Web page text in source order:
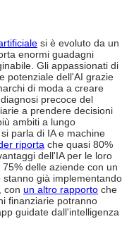
si è evoluto da un
enormi guadagni
Gli appassionati di
potenziale dell'AI grazie
di moda a creare
precoce del
a prendere decisioni
ambiti a lungo
parla di IA e machine
riporta che quasi 80%
dell'IA per le loro
delle aziende con un
già implementando
con un altro rapporto che
finanziarie potranno
guidate dall'intelligenza